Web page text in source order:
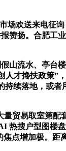
欢送来电征
赞扬。合肥工
流水、亭台
人才搀扶政策
续落地，或
贸易取室第配
热搜户型图楼
点增加极。距